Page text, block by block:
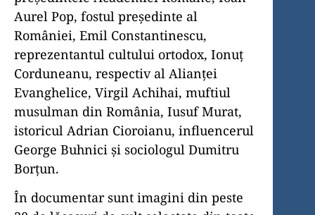
Aurel Pop, fostul președinte al
României, Emil Constantinescu,
reprezentantul cultului ortodox, Ionuț
Corduneanu, respectiv al Alianței
Evanghelice, Virgil Achihai, muftiul
musulman din România, Iusuf Murat,
istoricul Adrian Cioroianu, influencerul
George Buhnici și sociologul Dumitru
Borțun.
În documentar sunt imagini din peste